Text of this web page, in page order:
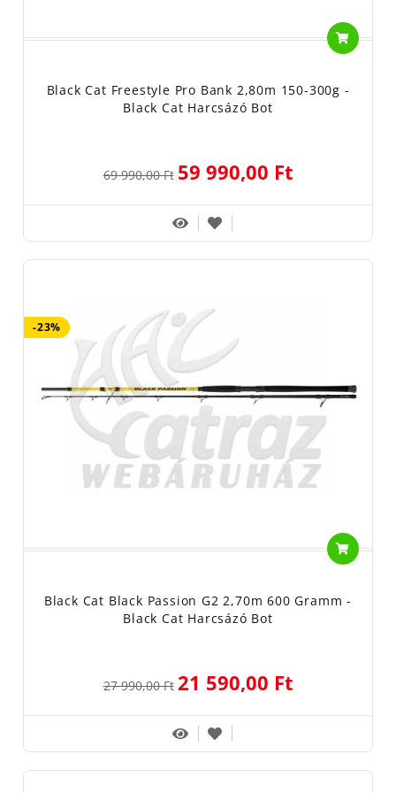
Black Cat Freestyle Pro Bank 2,80m 150-300g -
Black Cat Harcsázó Bot
69 990,00 Ft 59 990,00 Ft
-23%
Black Cat Black Passion G2 2,70m 600 Gramm -
Black Cat Harcsázó Bot
27 990,00 Ft 21 590,00 Ft